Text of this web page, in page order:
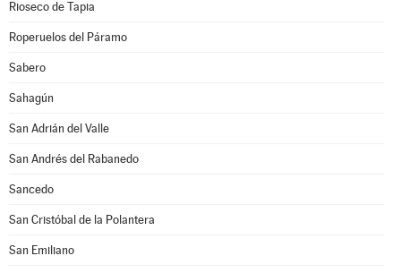
Rioseco de Tapia
Roperuelos del Páramo
Sabero
Sahagún
San Adrián del Valle
San Andrés del Rabanedo
Sancedo
San Cristóbal de la Polantera
San Emiliano